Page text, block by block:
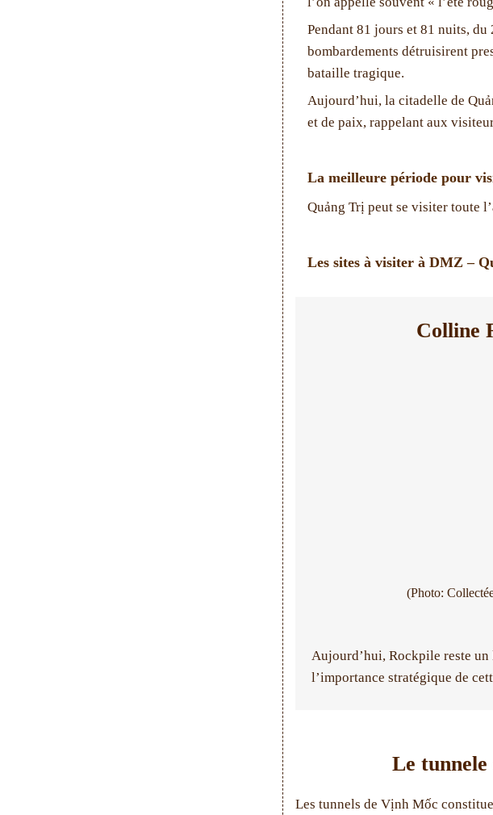
Pendant 81 jours et 81 nuits, du
bombardements détruisirent
bataille tragique.
Aujourd’hui, la citadelle de
et de paix, rappelant aux
La meilleure période pour
Quảng Trị peut se visiter toute
Les sites à visiter à DMZ –
Colline
(Photo:
Aujourd’hui, Rockpile reste
l’importance stratégique de
Le
Les tunnels de Vịnh Mốc